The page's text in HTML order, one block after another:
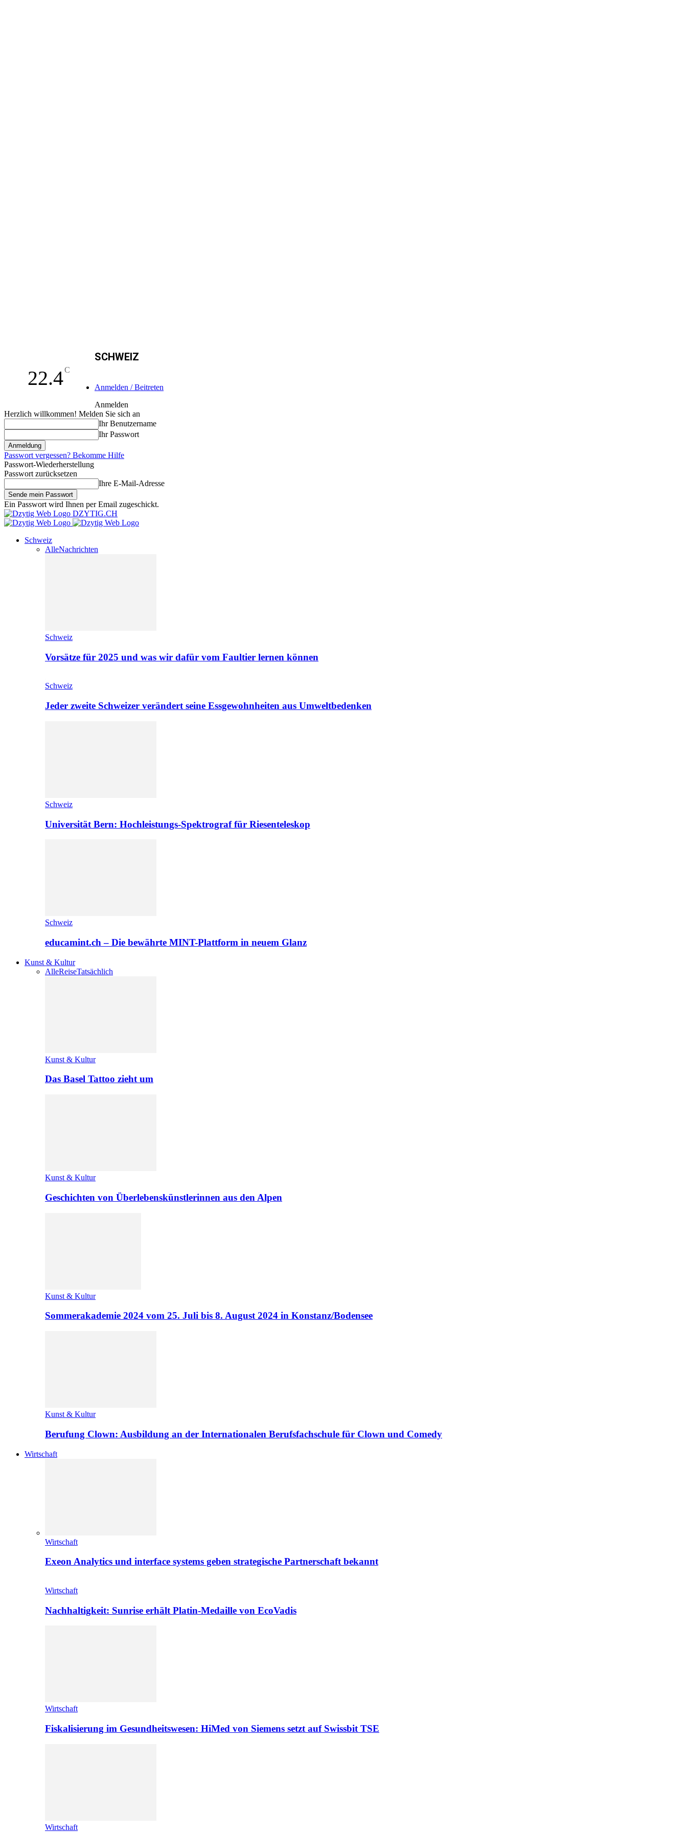
22.4C
SCHWEIZ
Anmelden / Beitreten
Anmelden
Herzlich willkommen! Melden Sie sich an
Ihr Benutzername
Ihr Passwort
Passwort vergessen? Bekomme Hilfe
Passwort-Wiederherstellung
Passwort zurücksetzen
Ihre E-Mail-Adresse
Ein Passwort wird Ihnen per Email zugeschickt.
DZYTIG.CH
Schweiz
AlleNachrichten
Schweiz
Vorsätze für 2025 und was wir dafür vom Faultier lernen können
Schweiz
Jeder zweite Schweizer verändert seine Essgewohnheiten aus Umweltbedenken
Schweiz
Universität Bern: Hochleistungs-Spektrograf für Riesenteleskop
Schweiz
educamint.ch – Die bewährte MINT-Plattform in neuem Glanz
Kunst & Kultur
AlleReiseTatsächlich
Kunst & Kultur
Das Basel Tattoo zieht um
Kunst & Kultur
Geschichten von Überlebenskünstlerinnen aus den Alpen
Kunst & Kultur
Sommerakademie 2024 vom 25. Juli bis 8. August 2024 in Konstanz/Bodensee
Kunst & Kultur
Berufung Clown: Ausbildung an der Internationalen Berufsfachschule für Clown und Comedy
Wirtschaft
Wirtschaft
Exeon Analytics und interface systems geben strategische Partnerschaft bekannt
Wirtschaft
Nachhaltigkeit: Sunrise erhält Platin-Medaille von EcoVadis
Wirtschaft
Fiskalisierung im Gesundheitswesen: HiMed von Siemens setzt auf Swissbit TSE
Wirtschaft